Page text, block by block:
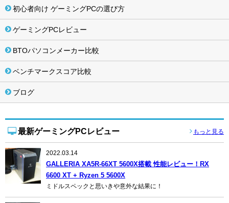
初心者向け ゲーミングPCの選び方
ゲーミングPCレビュー
BTOパソコンメーカー比較
ベンチマークスコア比較
ブログ
最新ゲーミングPCレビュー もっと見る
2022.03.14
GALLERIA XA5R-66XT 5600X搭載 性能レビュー！RX
6600 XT + Ryzen 5 5600X
ミドルスペックと思いきや意外な結果に！